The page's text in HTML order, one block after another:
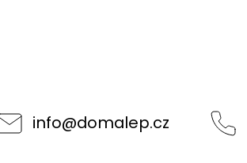
info@domalep.cz